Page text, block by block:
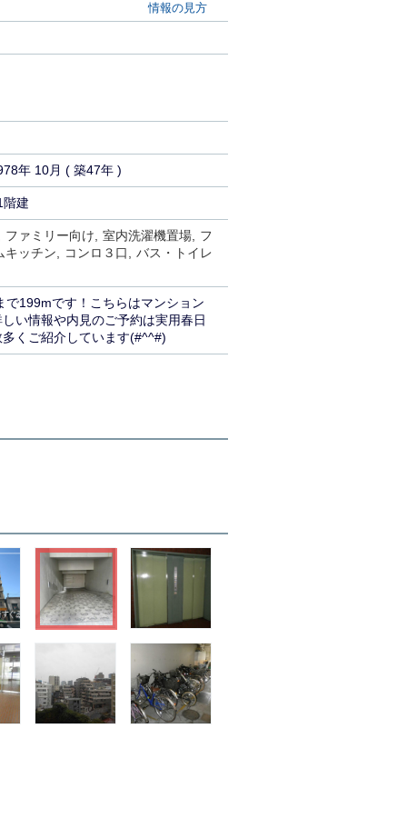
情報の見方
年 10月 ( 築47年 )
階建
ファミリー向け 室内洗濯機置場
フ
キッチン コンロ３口
バス・トイレ
199mです！こちらはマンション
い情報や内見のご予約は実用春日
くご紹介しています(#^^#)